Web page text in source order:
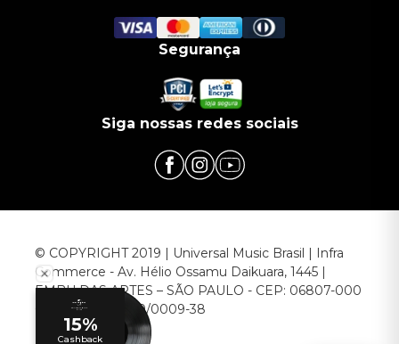
Segurança
Siga nossas redes sociais
© COPYRIGHT 2019 | Universal Music Brasil | Infra
Commerce - Av. Hélio Ossamu Daikuara, 1445 |
EMBU DAS ARTES – SÃO PAULO - CEP: 06807-000
CNPJ: 00.952.789/0009-38